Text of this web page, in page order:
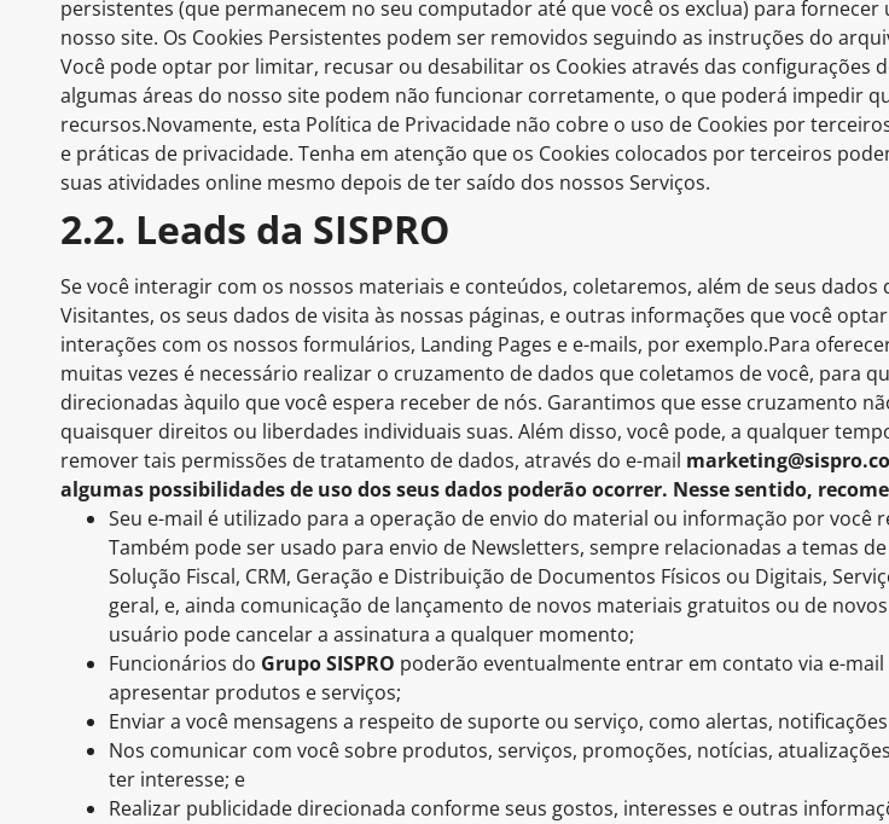
persistentes (que permanecem no seu computador até que você os exclua) para
nosso site. Os Cookies Persistentes podem ser removidos seguindo as instruções do
Você pode optar por limitar, recusar ou desabilitar os Cookies através das configurações
algumas áreas do nosso site podem não funcionar corretamente, o que poderá impedir
recursos.Novamente, esta Política de Privacidade não cobre o uso de Cookies por
e práticas de privacidade. Tenha em atenção que os Cookies colocados por terceiros
suas atividades online mesmo depois de ter saído dos nossos Serviços.
2.2. Leads da SISPRO
Se você interagir com os nossos materiais e conteúdos, coletaremos, além de seus
Visitantes, os seus dados de visita às nossas páginas, e outras informações que você
interações com os nossos formulários, Landing Pages e e-mails, por exemplo.Para
muitas vezes é necessário realizar o cruzamento de dados que coletamos de você, para
direcionadas àquilo que você espera receber de nós. Garantimos que esse cruzamento
quaisquer direitos ou liberdades individuais suas. Além disso, você pode, a qualquer
remover tais permissões de tratamento de dados, através do e-mail
algumas possibilidades de uso dos seus dados poderão ocorrer. Nesse sentido,
Seu e-mail é utilizado para a operação de envio do material ou informação por
Também pode ser usado para envio de Newsletters, sempre relacionadas a temas
Solução Fiscal, CRM, Geração e Distribuição de Documentos Físicos ou Digitais,
geral, e, ainda comunicação de lançamento de novos materiais gratuitos ou de
usuário pode cancelar a assinatura a qualquer momento;
Funcionários do Grupo SISPRO poderão eventualmente entrar em contato via e-
apresentar produtos e serviços;
Enviar a você mensagens a respeito de suporte ou serviço, como alertas,
Nos comunicar com você sobre produtos, serviços, promoções, notícias,
ter interesse; e
Realizar publicidade direcionada conforme seus gostos, interesses e outras